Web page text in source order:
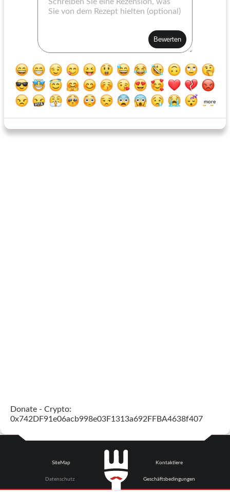
Papas Kesselmais gewürzte Kartoffelscheiben
more
Donate - Crypto:
0x742DF91e06acb998e03F1313a692FFBA4638f407
SiteMap
Datenschutz
Kontaktiere
Geschäftsbedingungen